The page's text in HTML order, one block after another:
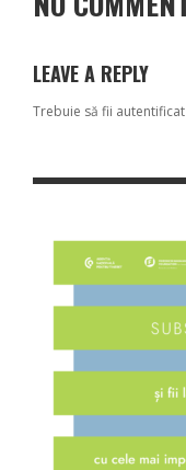
LEAVE A REPLY
Trebuie să fii autentificat